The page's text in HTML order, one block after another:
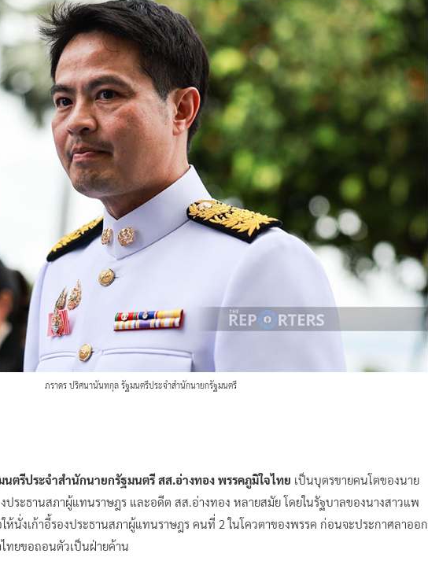
ภราดร ปริศนานันทกุล รัฐมนตรีประจำสำนักนายกรัฐมนตรี
ตรีประจำสำนักนายกรัฐมนตรี สส.อ่างทอง พรรคภูมิใจไทย เป็นบุตรขายคนโตของนาย
ระธานสภาผู้แทนราษฎร และอดีต สส.อ่างทอง หลายสมัย โดยในรัฐบาลของนางสาวแพ
ห้นั่งเก้าอี้รองประธานสภาผู้แทนราษฎร คนที่ 2 ในโควตาของพรรค ก่อนจะประกาศลาออก
ทยขอถอนตัวเป็นฝ่ายค้าน